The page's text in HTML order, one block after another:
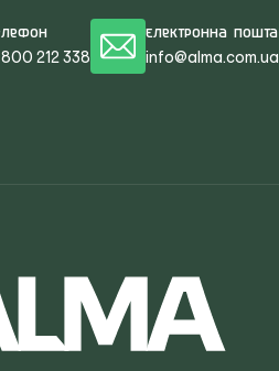
212 338
Електронна пошта
info@alma.com.ua